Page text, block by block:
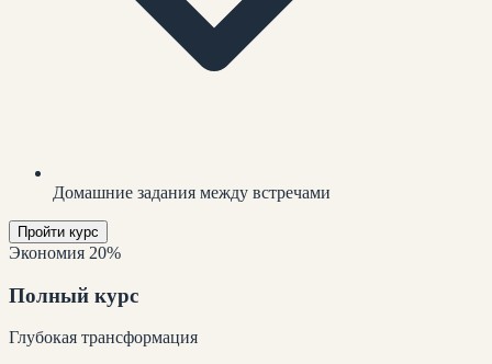
Домашние задания между встречами
Пройти курс
Экономия 20%
Полный курс
Глубокая трансформация